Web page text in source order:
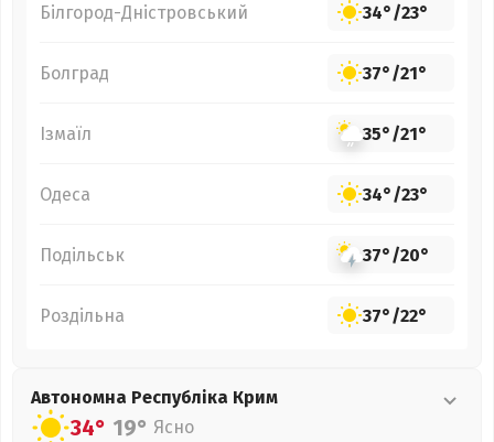
Білгород-Дністровський 34°/23°
Болград 37°/21°
Ізмаїл 35°/21°
Одеса 34°/23°
Подільськ 37°/20°
Роздільна 37°/22°
Автономна Республіка Крим
34° 19° Ясно